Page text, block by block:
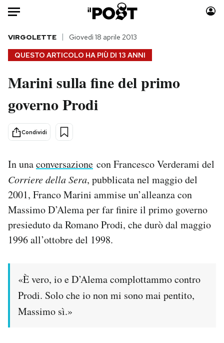
Auto
HOME
Italia
Politica
Tecnologia
Internet
Cultura
Economia
Sport
Moda
Europa
Altrecose
Mondiali calcio 2026
PODCAST
NEWSLETTER
I MIEI PREFERITI
QUESTO ARTICOLO HA PIÙ DI 13 ANNI
VIRGOLETTE Giovedì 18 aprile 2013
Marini sulla fine del primo
governo Prodi
Condividi
In unaconversazione con Francesco Verderami del
Corriere della Sera, pubblicata nel maggio del
2001, Franco Marini ammise un’alleanza con
Massimo D’Alema per far finire il primo governo
presieduto da Romano Prodi, che durò dal maggio
1996 all’ottobre del 1998.
«È vero, io e D’Alema complottammo contro
Prodi. Solo che io non mi sono mai pentito,
Massimo sì.»